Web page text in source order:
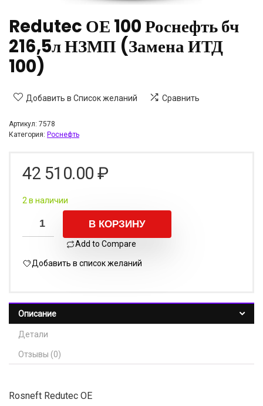
Redutec ОЕ 100 Роснефть бч
216,5л НЗМП (Замена ИТД
100)
Добавить в Список желаний Сравнить
Артикул: 7578
Категория: Роснефть
42 510.00 ₽
2 в наличии
В КОРЗИНУ
Add to Compare
Добавить в список желаний
Описание
Детали
Отзывы (0)
Rosneft Redutec OE